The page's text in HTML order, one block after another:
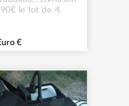
le lot de 4.
€